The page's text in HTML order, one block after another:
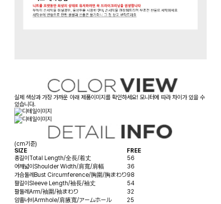
실제 색상과 가장 가까운 아래 제품이미지를 확인하세요! 모니터에 따라 차이가 있을 수
있습니다.
(cm기준)
SIZE
FREE
총길이Total Length/全長/着丈
56
어깨넓이Shoulder Width/肩寬/肩幅
36
가슴둘레Bust Circumference/胸圍/胸まわり98
팔길이Sleeve Length/袖長/袖丈
54
팔둘레Arm/袖圍/袖まわり
32
암홀너비Armhole/肩腋寬/アームホール
25